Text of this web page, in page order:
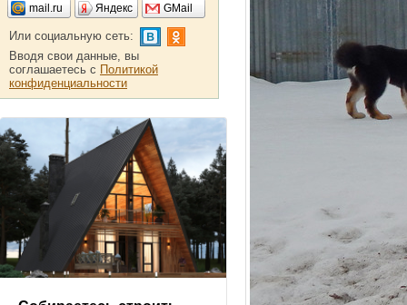
mail.ru Яндекс GMail
Или социальную сеть:
Вводя свои данные, вы
соглашаетесь с Политикой
конфиденциальности